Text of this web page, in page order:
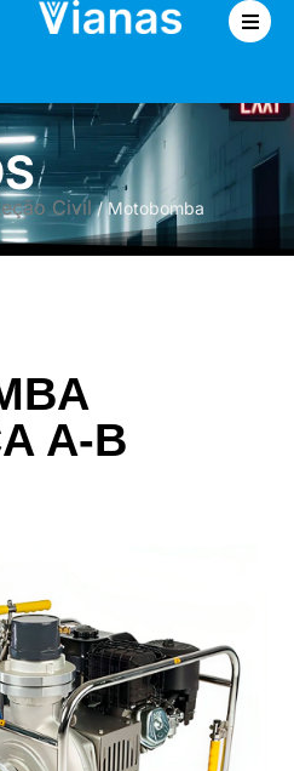
Civil/ Motobomba
A-B